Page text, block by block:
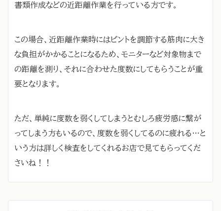
書類作成などの近距離作業を行っている方です。
この場合、近距離作業時にはピントを調節する筋肉に大き
な負担がかかることになるため、モニターなど対象物まで
の距離を測り、それに合わせた度数にしてもらうことが重
要となります。
ただ、単純に度数を弱くしてしまうとむしろ疲労感に繋が
ってしまう方もいるので、度数を弱くしてるのに疲れる…と
いう方は詳しく検査をしてくれるお店で見てもらってくだ
さいね！！